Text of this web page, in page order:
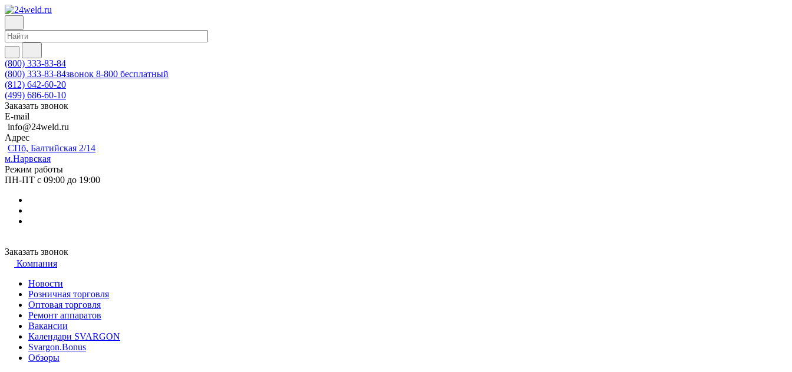
(800) 333-83-84
(800) 333-83-84звонок 8-800 бесплатный
(812) 642-60-20
(499) 686-60-10
Заказать звонок
E-mail
info@24weld.ru
Адрес
СПб, Балтийская 2/14
м.Нарвская
Режим работы
ПН-ПТ с 09:00 до 19:00
Заказать звонок
Компания
Новости
Розничная торговля
Оптовая торговля
Ремонт аппаратов
Вакансии
Календари SVARGON
Svargon.Bonus
Обзоры